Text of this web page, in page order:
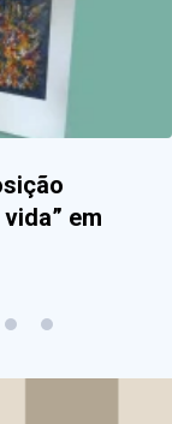
em